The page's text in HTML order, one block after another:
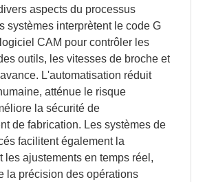
aspects du processus
systèmes interprètent le code G
CAM pour contrôler les
outils, les vitesses de broche et
L'automatisation réduit
atténue le risque
la sécurité de
de fabrication. Les systèmes de
facilitent également la
les ajustements en temps réel,
la précision des opérations